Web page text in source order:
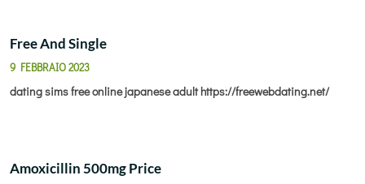
Free And Single
9 FEBBRAIO 2023
dating sims free online japanese adulthttps://freewebdating.net/
Amoxicillin 500mg Price